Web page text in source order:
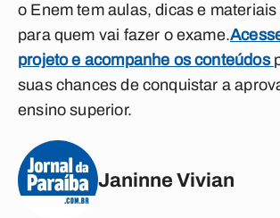
o Enem tem aulas, dicas e
para quem vai fazer o exame.
projeto e acompanhe os conteúdos
suas chances de conquistar a
ensino superior.
Janinne Vivian